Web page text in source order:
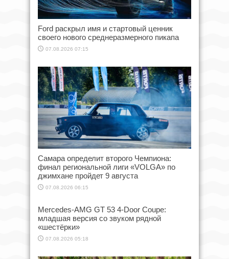
Ford раскрыл имя и стартовый ценник
своего нового среднеразмерного пикапа
07.08.2026 07:15
Самара определит второго Чемпиона:
финал региональной лиги «VOLGA» по
джимхане пройдет 9 августа
07.08.2026 06:15
Mercedes-AMG GT 53 4-Door Coupe:
младшая версия со звуком рядной
«шестёрки»
07.08.2026 05:18